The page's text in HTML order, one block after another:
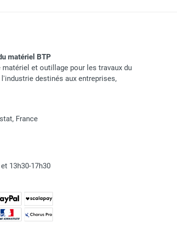
FOURNITURES
matériel BTP
et outillage pour les travaux du
destinés aux entreprises,
France
13h30-17h30